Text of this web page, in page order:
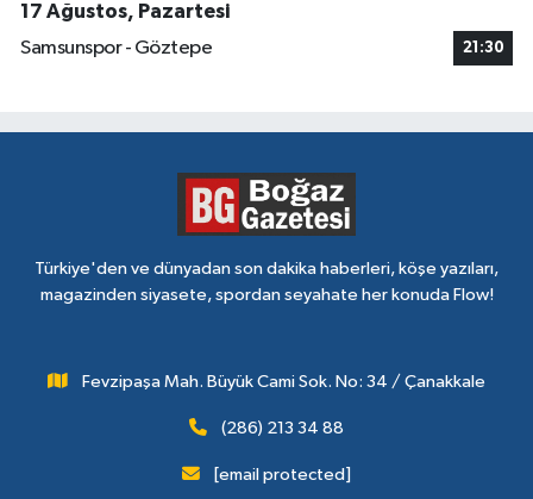
17 Ağustos, Pazartesi
Samsunspor - Göztepe
21:30
Türkiye'den ve dünyadan son dakika haberleri, köşe yazıları,
magazinden siyasete, spordan seyahate her konuda Flow!
Fevzipaşa Mah. Büyük Cami Sok. No: 34 / Çanakkale
(286) 213 34 88
[email protected]